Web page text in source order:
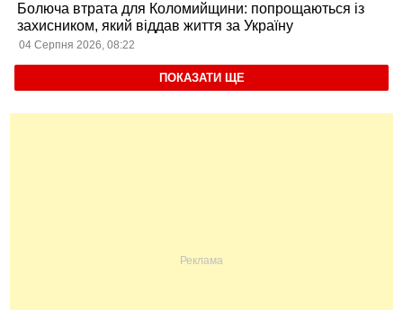
Болюча втрата для Коломийщини: попрощаються із
захисником, який віддав життя за Україну
04 Серпня 2026, 08:22
ПОКАЗАТИ ЩЕ